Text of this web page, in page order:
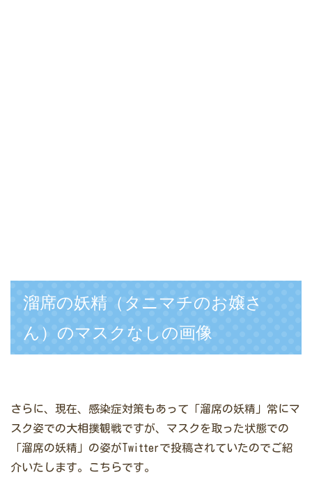
溜席の妖精（タニマチのお嬢さ
ん）のマスクなしの画像
さらに、現在、感染症対策もあって「溜席の妖精」常にマ
スク姿での大相撲観戦ですが、マスクを取った状態での
「溜席の妖精」の姿がTwitterで投稿されていたのでご紹
介いたします。こちらです。